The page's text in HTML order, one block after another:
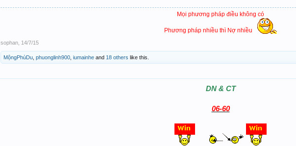
Mọi phương pháp điều không có
Phương pháp nhiều thì Nợ nhiều
sophan 14/7/15
MộngPhùDu phuonglinh900 iumainhe and 18 others like this.
DN & CT
06-60